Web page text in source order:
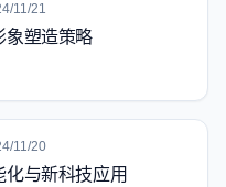
11/21
象塑造策略
11/20
与新科技应用